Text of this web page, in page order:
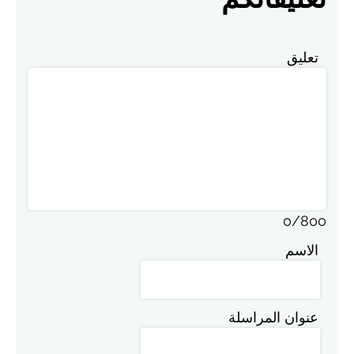
تعليق
0/800
الاسم
عنوان المراسلة